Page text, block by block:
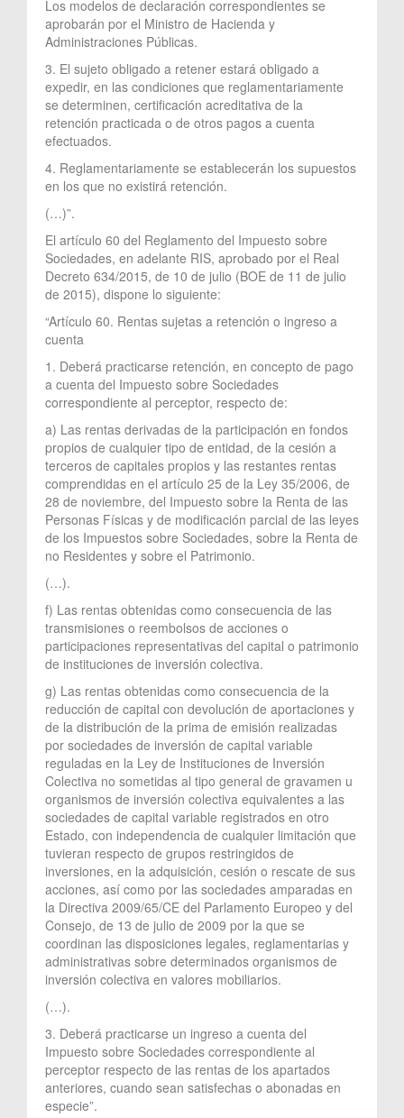
Los modelos de declaración correspondientes se
aprobarán por el Ministro de Hacienda y
Administraciones Públicas.
3. El sujeto obligado a retener estará obligado a
expedir, en las condiciones que reglamentariamente
se determinen, certificación acreditativa de la
retención practicada o de otros pagos a cuenta
efectuados.
4. Reglamentariamente se establecerán los supuestos
en los que no existirá retención.
(…)”.
El artículo 60 del Reglamento del Impuesto sobre
Sociedades, en adelante RIS, aprobado por el Real
Decreto 634/2015, de 10 de julio (BOE de 11 de julio
de 2015), dispone lo siguiente:
“Artículo 60. Rentas sujetas a retención o ingreso a
cuenta
1. Deberá practicarse retención, en concepto de pago
a cuenta del Impuesto sobre Sociedades
correspondiente al perceptor, respecto de:
a) Las rentas derivadas de la participación en fondos
propios de cualquier tipo de entidad, de la cesión a
terceros de capitales propios y las restantes rentas
comprendidas en el artículo 25 de la Ley 35/2006, de
28 de noviembre, del Impuesto sobre la Renta de las
Personas Físicas y de modificación parcial de las leyes
de los Impuestos sobre Sociedades, sobre la Renta de
no Residentes y sobre el Patrimonio.
(…).
f) Las rentas obtenidas como consecuencia de las
transmisiones o reembolsos de acciones o
participaciones representativas del capital o patrimonio
de instituciones de inversión colectiva.
g) Las rentas obtenidas como consecuencia de la
reducción de capital con devolución de aportaciones y
de la distribución de la prima de emisión realizadas
por sociedades de inversión de capital variable
reguladas en la Ley de Instituciones de Inversión
Colectiva no sometidas al tipo general de gravamen u
organismos de inversión colectiva equivalentes a las
sociedades de capital variable registrados en otro
Estado, con independencia de cualquier limitación que
tuvieran respecto de grupos restringidos de
inversiones, en la adquisición, cesión o rescate de sus
acciones, así como por las sociedades amparadas en
la Directiva 2009/65/CE del Parlamento Europeo y del
Consejo, de 13 de julio de 2009 por la que se
coordinan las disposiciones legales, reglamentarias y
administrativas sobre determinados organismos de
inversión colectiva en valores mobiliarios.
(…).
3. Deberá practicarse un ingreso a cuenta del
Impuesto sobre Sociedades correspondiente al
perceptor respecto de las rentas de los apartados
anteriores, cuando sean satisfechas o abonadas en
especie”.